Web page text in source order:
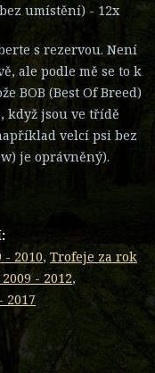
umístění) - 12x
s rezervou. Není
ale podle mě se to k
BOB (Best Of Breed)
když jsou ve třídě
velcí psi bez
je oprávněný).
2010, Trofeje za rok
- 2012,
2017